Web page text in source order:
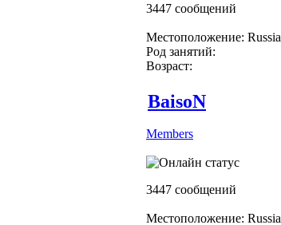
3447 сообщений
Местоположение: Russia
Род занятий:
Возраст:
BaisoN
Members
3447 сообщений
Местоположение: Russia